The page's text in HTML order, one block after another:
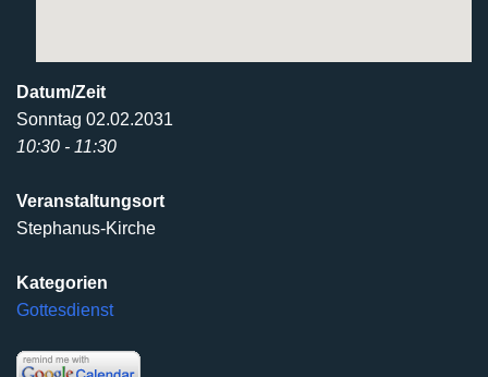
Datum/Zeit
Sonntag 02.02.2031
10:30 - 11:30
Veranstaltungsort
Stephanus-Kirche
Kategorien
Gottesdienst